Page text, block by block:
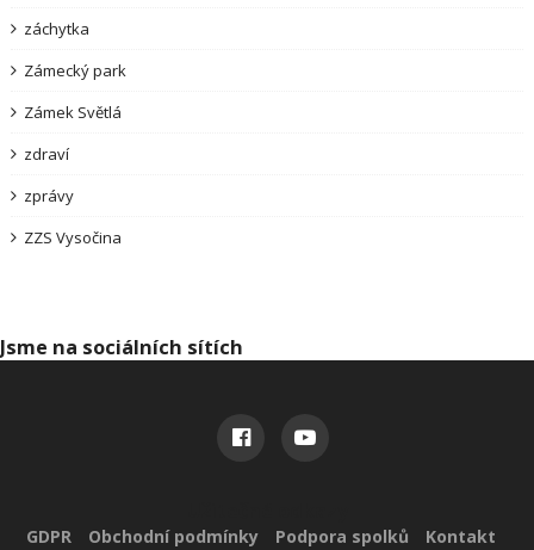
záchytka
Zámecký park
Zámek Světlá
zdraví
zprávy
ZZS Vysočina
Jsme na sociálních sítích
GDPR Obchodní podmínky Podpora spolků
Kontakt